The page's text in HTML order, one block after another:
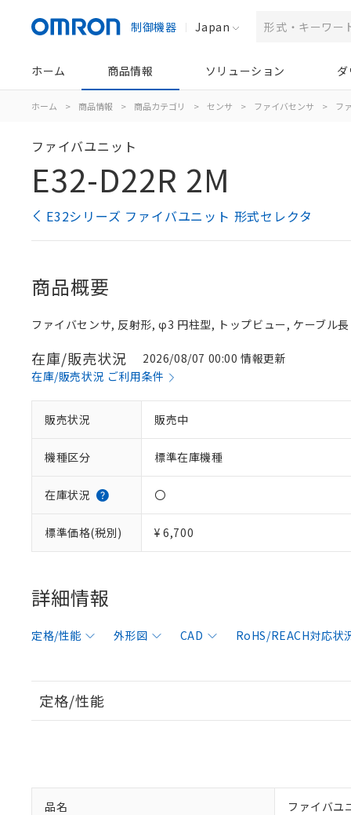
制御機器 Japan
ホーム 商品情報 ソリューション
ホーム > 商品情報 > 商品カテゴリ > センサ > ファイバセンサ > フ
ファイバユニット
E32-D22R 2M
E32シリーズ ファイバユニット 形式セレクタ
商品概要
ファイバセンサ, 反射形, φ3 円柱型, トップビュー, ケーブル
在庫/販売状況
2026/08/07 00:00 情報更新
在庫/販売状況 ご利用条件
販売状況 販売中
機種区分 標準在庫機種
在庫状況 〇
標準価格(税別) ¥ 6,700
詳細情報
定格/性能 外形図 CAD RoHS/REACH対応状
定格/性能
品名 ファイバユ